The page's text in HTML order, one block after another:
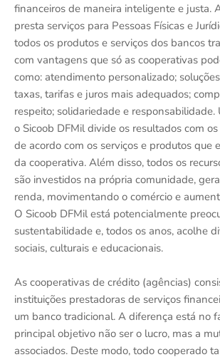
financeiros de maneira inteligente e justa.
presta serviços para Pessoas Físicas e
todos os produtos e serviços dos bancos
com vantagens que só as cooperativas
como: atendimento personalizado;
taxas, tarifas e juros mais adequados;
respeito; solidariedade e responsabilidade.
o Sicoob DFMil divide os resultados com
de acordo com os serviços e produtos que
da cooperativa. Além disso, todos os
são investidos na própria comunidade,
renda, movimentando o comércio e
O Sicoob DFMil está potencialmente
sustentabilidade e, todos os anos, acolhe
sociais, culturais e educacionais.
As cooperativas de crédito (agências)
instituições prestadoras de serviços
um banco tradicional. A diferença está no
principal objetivo não ser o lucro, mas a
associados. Deste modo, todo cooperado